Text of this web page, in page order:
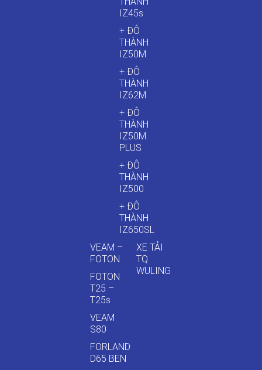
IZ45s
+ ĐÔ
THÀNH
IZ50M
+ ĐÔ
THÀNH
IZ62M
+ ĐÔ
THÀNH
IZ50M
PLUS
+ ĐÔ
THÀNH
IZ500
+ ĐÔ
THÀNH
IZ650SL
VEAM –
FOTON
FOTON
T25 –
T25s
VEAM
S80
FORLAND
D65 BEN
XE TẢI
TQ
WULING